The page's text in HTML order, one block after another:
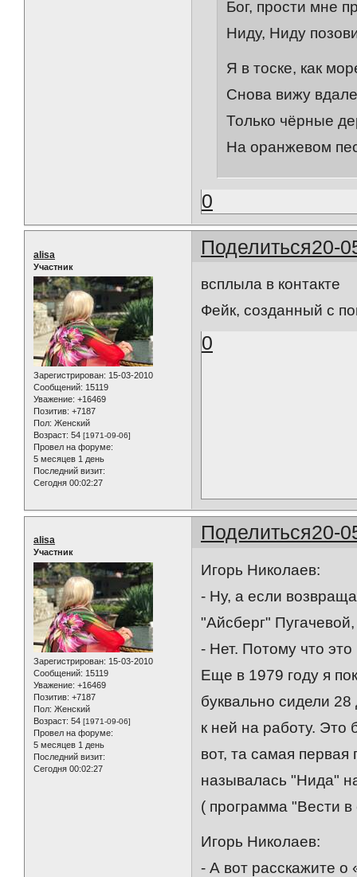
Бог, прости мне
Ниду, Ниду
Я в тоске, как
Снова вижу
Только чёрные
На оранжевом
0
Поделиться20-
alisa
Участник
Зарегистрирован: 15-03-2010
Сообщений: 15119
Уважение: +16469
Позитив: +7187
Пол: Женский
Возраст: 54 [1971-09-06]
Провел на форуме:
5 месяцев 1 день
Последний визит:
Сегодня 00:02:27
всплыла в контакте
Фейк, созданный с
0
Поделиться20-
alisa
Участник
Зарегистрирован: 15-03-2010
Сообщений: 15119
Уважение: +16469
Позитив: +7187
Пол: Женский
Возраст: 54 [1971-09-06]
Провел на форуме:
5 месяцев 1 день
Последний визит:
Сегодня 00:02:27
Игорь Николаев:
- Ну, а если
"Айсберг"
- Нет. Потому что
Еще в 1979 году я
буквально сидели
к ней на работу. Это
вот, та самая
называлась "Нида"
( программа "Вести в
Игорь Николаев:
- А вот расскажите